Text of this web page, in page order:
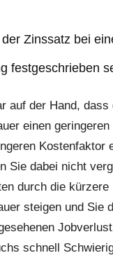
Zinssatz bei
festgeschrieben
auf der Hand, dass
einen
Kostenfaktor
Sie dabei nicht
durch die kürzere
steigen und Sie
schnell